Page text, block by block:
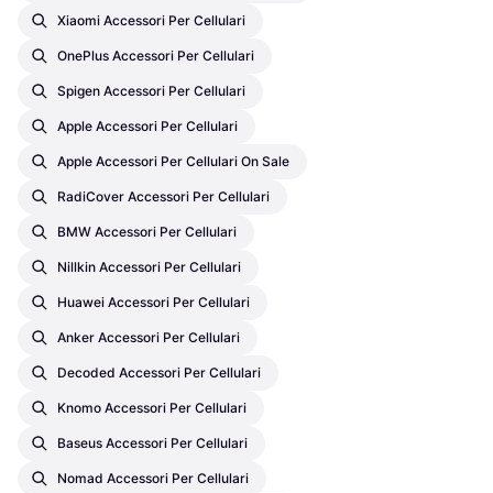
Xiaomi Accessori Per Cellulari
OnePlus Accessori Per Cellulari
Spigen Accessori Per Cellulari
Apple Accessori Per Cellulari
Apple Accessori Per Cellulari On Sale
RadiCover Accessori Per Cellulari
BMW Accessori Per Cellulari
Nillkin Accessori Per Cellulari
Huawei Accessori Per Cellulari
Anker Accessori Per Cellulari
Decoded Accessori Per Cellulari
Knomo Accessori Per Cellulari
Baseus Accessori Per Cellulari
Nomad Accessori Per Cellulari